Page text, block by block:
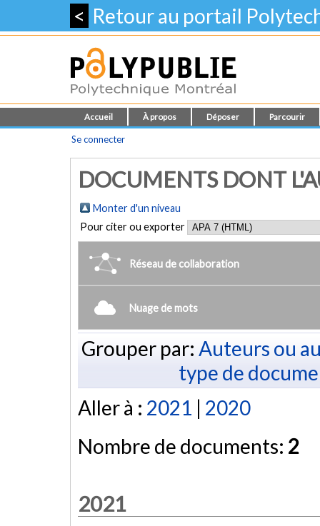
< Retour au portail
Accueil À propos Déposer Parcourir
Se connecter
DOCUMENTS DONT
Monter d'un niveau
Pour citer ou exporter
Réseau de collaboration
Nuage de mots
Grouper par: Auteurs ou
type de
Aller à : 2021 | 2020
Nombre de documents: 2
2021